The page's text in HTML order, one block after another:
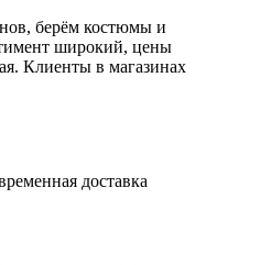
берём костюмы и
широкий, цены
Клиенты в магазинах
доставка